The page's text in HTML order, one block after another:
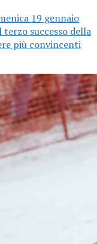
19 gennaio
terzo successo della
più convincenti